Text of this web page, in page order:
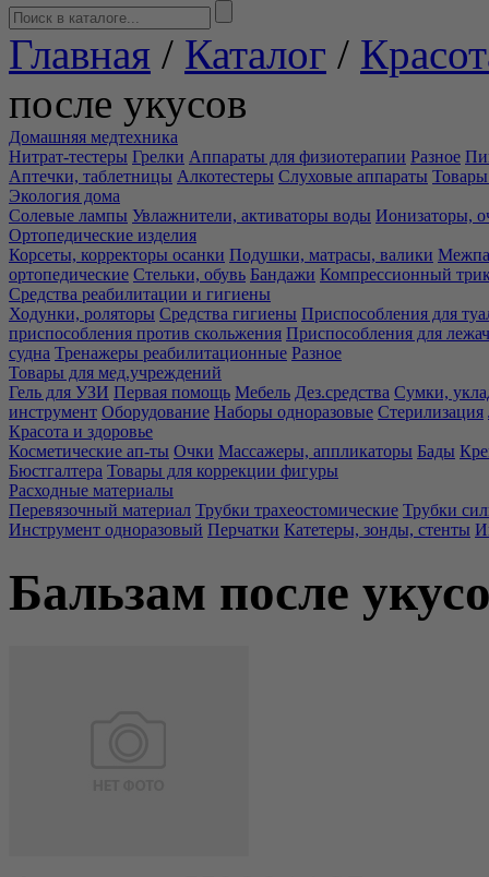
Главная / Каталог /
после укусов
Домашняя медтехника
Нитрат-тестеры Грелки Аппараты для физиотерапии Разное
Аптечки, таблетницы Алкотестеры Слуховые аппараты Товары
Экология дома
Солевые лампы Увлажнители, активаторы воды Ионизаторы,
Ортопедические изделия
Корсеты, корректоры осанки Подушки, матрасы, валики
ортопедические Стельки, обувь Бандажи Компрессионный
Средства реабилитации и гигиены
Ходунки, роляторы Средства гигиены Приспособления для
приспособления против скольжения Приспособления для
судна Тренажеры реабилитационные Разное
Товары для мед.учреждений
Гель для УЗИ Первая помощь Мебель Дез.средства Сумки,
инструмент Оборудование Наборы одноразовые Стерилизация
Красота и здоровье
Косметические ап-ты Очки Массажеры, аппликаторы Бады
Бюстгалтера Товары для коррекции фигуры
Расходные материалы
Перевязочный материал Трубки трахеостомические Трубки
Инструмент одноразовый Перчатки Катетеры, зонды, стенты
Бальзам после